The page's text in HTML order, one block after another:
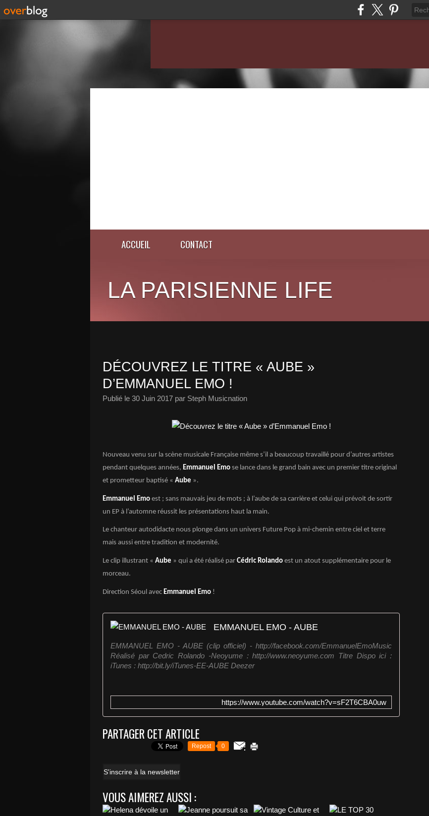
ACCUEIL CONTACT
LA PARISIENNE LIFE
DÉCOUVREZ LE TITRE « AUBE »
D’EMMANUEL EMO !
Publié le 30 Juin 2017 par Steph Musicnation
Nouveau venu sur la scène musicale Française même s’il a beaucoup travaillé pour d’autres artistes
pendant quelques années, Emmanuel Emo se lance dans le grand bain avec un premier titre original
et prometteur baptisé « Aube ».
Emmanuel Emo est ; sans mauvais jeu de mots ; à l’aube de sa carrière et celui qui prévoit de sortir
un EP à l’automne réussit les présentations haut la main.
Le chanteur autodidacte nous plonge dans un univers Future Pop à mi-chemin entre ciel et terre
mais aussi entre tradition et modernité.
Le clip illustrant « Aube » qui a été réalisé par Cédric Rolando est un atout supplémentaire pour le
morceau.
Direction Séoul avec Emmanuel Emo !
EMMANUEL EMO - AUBE
EMMANUEL EMO - AUBE (clip officiel) - http://facebook.com/EmmanuelEmoMusic
Réalisé par Cedric Rolando -Neoyume : http://www.neoyume.com Titre Dispo ici :
iTunes : http://bit.ly/iTunes-EE-AUBE Deezer
https://www.youtube.com/watch?v=sF2T6CBA0uw
PARTAGER CET ARTICLE
Repost 0
S'inscrire à la newsletter
VOUS AIMEREZ AUSSI :